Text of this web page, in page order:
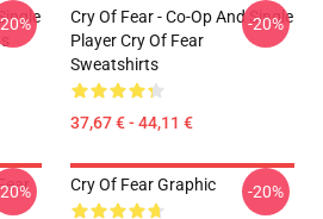
Cry Of Fear - Co-Op And Single
Player Cry Of Fear
Sweatshirts
37,67 € - 44,11 €
-20%
Cry Of Fear Graphic -20%